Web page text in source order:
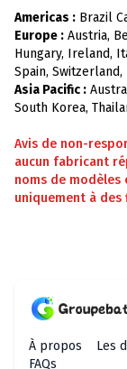
Americas : Brazil
Europe : Austria,
Hungary, Ireland,
Spain, Switzerland,
Asia Pacific :
South Korea,
Avis de non-
aucun fabricant
noms de
uniquement à
À propos Les
FAQs